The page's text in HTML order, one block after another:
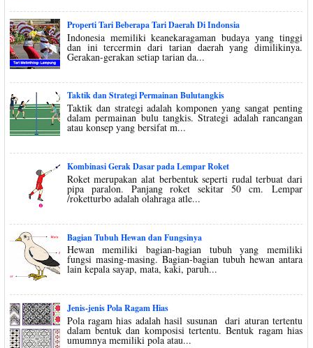
Properti Tari Beberapa Tari Daerah Di Indonsia
Indonesia memiliki keanekaragaman budaya yang tinggi
dan ini tercermin dari tarian daerah yang dimilikinya.
Gerakan-gerakan setiap tarian da...
Taktik dan Strategi Permainan Bulutangkis
Taktik dan strategi adalah komponen yang sangat penting
dalam permainan bulu tangkis. Strategi adalah rancangan
atau konsep yang bersifat m...
Kombinasi Gerak Dasar pada Lempar Roket
Roket merupakan alat berbentuk seperti rudal terbuat dari
pipa paralon. Panjang roket sekitar 50 cm. Lempar
/roketturbo adalah olahraga atle...
Bagian Tubuh Hewan dan Fungsinya
Hewan memiliki bagian-bagian tubuh yang memiliki
fungsi masing-masing. Bagian-bagian tubuh hewan antara
lain kepala sayap, mata, kaki, paruh...
Jenis-jenis Pola Ragam Hias
Pola ragam hias adalah hasil susunan dari aturan tertentu
dalam bentuk dan komposisi tertentu. Bentuk ragam hias
umumnya memiliki pola atau...